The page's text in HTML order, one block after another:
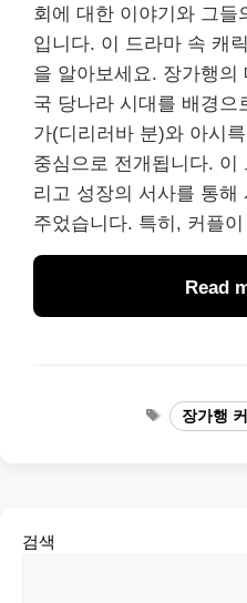
회에 대한 이야기와 그들
입니다. 이 드라마 속 캐
을 알아보세요. 장가행의
국 당나라 시대를 배경
가(디리러바 분)와 아시
중심으로 전개됩니다. 이
리고 성장의 서사를 통해
주었습니다. 특히, 커플
Read
Tags장가행
검색